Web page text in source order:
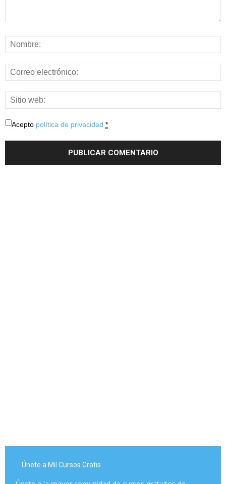
Acepto política de privacidad *
Únete a Mil Cursos Gratis